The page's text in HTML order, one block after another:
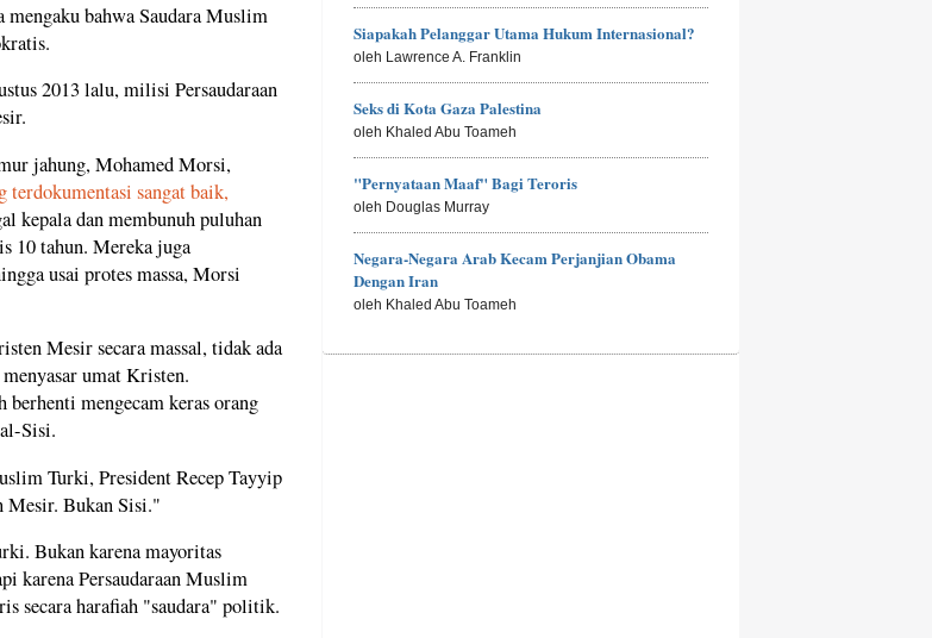
bahwa Saudara Muslim
2013 lalu, milisi Persaudaraan
jahung, Mohamed Morsi,
terdokumentasi sangat baik,
kepala dan membunuh puluhan
10 tahun. Mereka juga
usai protes massa, Morsi
Mesir secara massal, tidak ada
umat Kristen.
mengecam keras orang
Sisi.
Turki, President Recep Tayyip
Mesir. Bukan Sisi."
Bukan karena mayoritas
karena Persaudaraan Muslim
secara harafiah "saudara" politik.
Siapakah Pelanggar Utama Hukum Internasional?
oleh Lawrence A. Franklin
Seks di Kota Gaza Palestina
oleh Khaled Abu Toameh
"Pernyataan Maaf" Bagi Teroris
oleh Douglas Murray
Negara-Negara Arab Kecam Perjanjian Obama
Dengan Iran
oleh Khaled Abu Toameh